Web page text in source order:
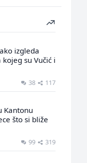
izgleda
su Vučić i
38 117
Kantonu
što si bliže
99 319